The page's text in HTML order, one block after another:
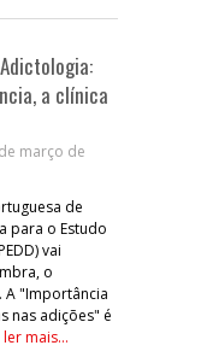
a clínica
março de
de
para o Estudo
vai
o
A "Importância
nas adições" é
ler mais...